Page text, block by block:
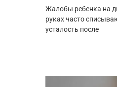
Жалобы ребенка на
руках часто
усталость после